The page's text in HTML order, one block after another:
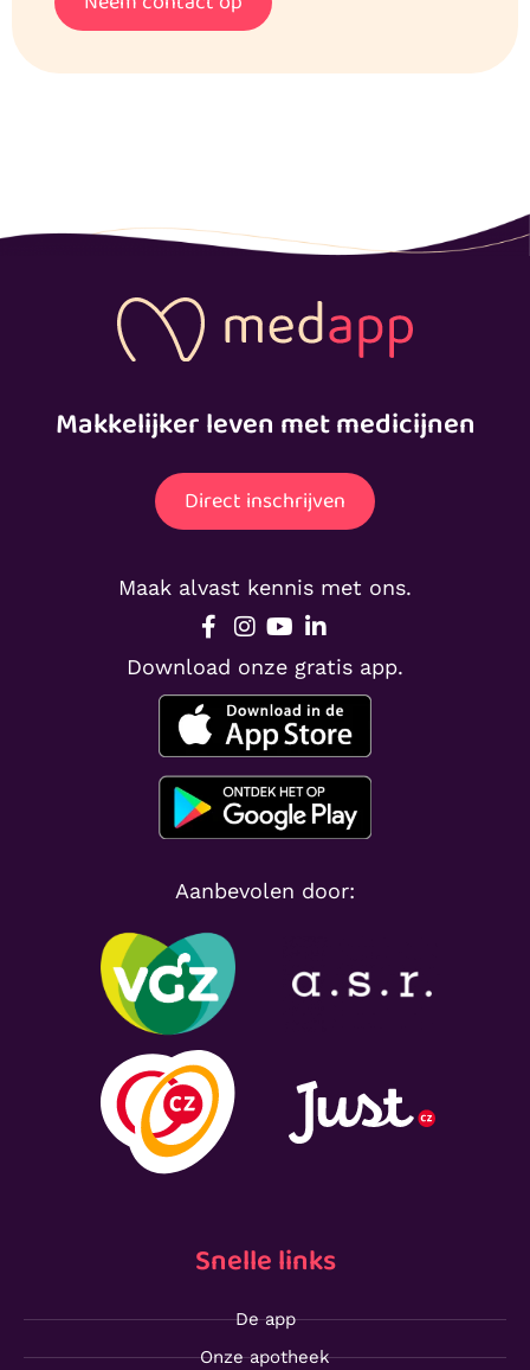
Makkelijker leven met medicijnen
Direct inschrijven
Maak alvast kennis met ons.
Download onze gratis app.
Aanbevolen door:
Snelle links
De app
Onze apotheek